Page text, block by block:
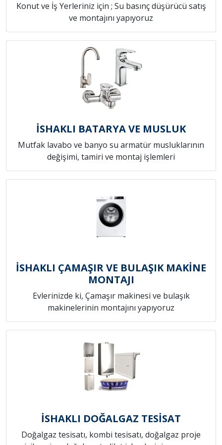
Konut ve İş Yerleriniz için ; Su basınç düşürücü satış
ve montajını yapıyoruz
İSHAKLI BATARYA VE MUSLUK
Mutfak lavabo ve banyo su armatür musluklarının
değişimi, tamiri ve montaj işlemleri
İSHAKLI ÇAMAŞIR VE BULAŞIK MAKİNE
MONTAJI
Evlerinizde ki, Çamaşır makinesi ve bulaşık
makinelerinin montajını yapıyoruz
İSHAKLI DOĞALGAZ TESİSAT
Doğalgaz tesisatı, kombi tesisatı, doğalgaz proje